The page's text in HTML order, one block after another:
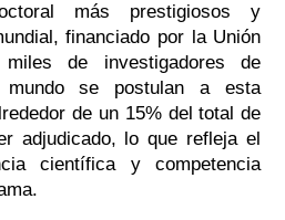
más prestigiosos y
financiado por la Unión
de investigadores de
se postulan a esta
de un 15% del total de
adjudicado, lo que refleja el
científica y competencia